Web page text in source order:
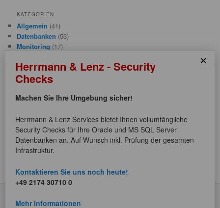
KATEGORIEN
Allgemein (41)
Datenbanken (53)
Monitoring (17)
PL/SQL(2)
Sicherheit(5)
Systeme (5)
META
Anmelden
Eintrags-Feed
Kommentar-Feed
Datenschutzerklärung
×
Herrmann & Lenz - Security
Checks
Machen Sie Ihre Umgebung sicher!
Herrmann & Lenz Services bietet Ihnen vollumfängliche
Security Checks für Ihre Oracle und MS SQL Server
Datenbanken an. Auf Wunsch inkl. Prüfung der gesamten
Infrastruktur.
Kontaktieren Sie uns noch heute!
+49 2174 30710 0
Mehr Informationen